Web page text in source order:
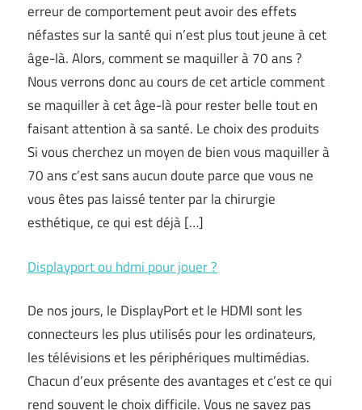
erreur de comportement peut avoir des effets
néfastes sur la santé qui n’est plus tout jeune à cet
âge-là. Alors, comment se maquiller à 70 ans ?
Nous verrons donc au cours de cet article comment
se maquiller à cet âge-là pour rester belle tout en
faisant attention à sa santé. Le choix des produits
Si vous cherchez un moyen de bien vous maquiller à
70 ans c’est sans aucun doute parce que vous ne
vous êtes pas laissé tenter par la chirurgie
esthétique, ce qui est déjà […]
Displayport ou hdmi pour jouer ?
De nos jours, le DisplayPort et le HDMI sont les
connecteurs les plus utilisés pour les ordinateurs,
les télévisions et les périphériques multimédias.
Chacun d’eux présente des avantages et c’est ce qui
rend souvent le choix difficile. Vous ne savez pas